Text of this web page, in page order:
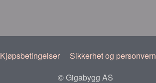
Kjøpsbetingelser Sikkerhet og personvern
© Gigabygg AS